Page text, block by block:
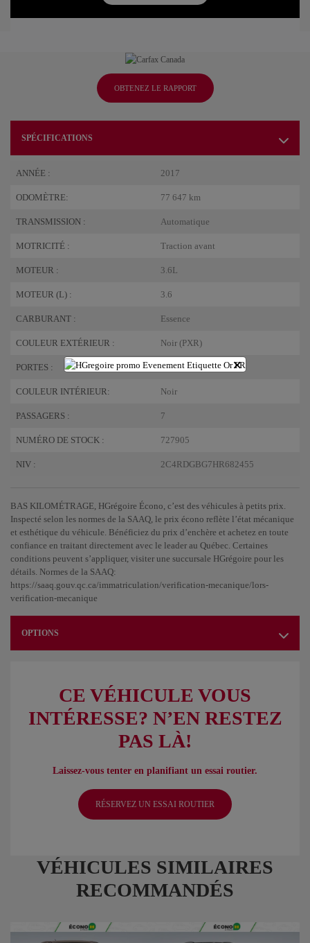
OBTENEZ LE RAPPORT
SPÉCIFICATIONS
ANNÉE : 2017
ODOMÈTRE: 77 647 km
TRANSMISSION : Automatique
MOTRICITÉ : Traction avant
MOTEUR : 3.6L
MOTEUR (L) : 3.6
CARBURANT : Essence
COULEUR EXTÉRIEUR : Noir (PXR)
PORTES : 4
COULEUR INTÉRIEUR: Noir
PASSAGERS : 7
NUMÉRO DE STOCK : 727905
NIV : 2C4RDGBG7HR682455
BAS KILOMÉTRAGE, HGrégoire Écono, c’est des véhicules à petits prix.
Inspecté selon les normes de la SAAQ, le prix écono reflète l’état mécanique
et esthétique du véhicule. Bénéficiez du prix d’enchère et achetez en toute
confiance en traitant directement avec le leader au Québec. Certaines
conditions peuvent s’appliquer, visiter une succursale HGrégoire pour les
détails. Normes de la SAAQ:
https://saaq.gouv.qc.ca/immatriculation/verification-mecanique/lors-
verification-mecanique
OPTIONS
CE VÉHICULE VOUS
INTÉRESSE? N’EN RESTEZ
PAS LÀ!
Laissez-vous tenter en planifiant un essai routier.
RÉSERVEZ UN ESSAI ROUTIER
VÉHICULES SIMILAIRES
RECOMMANDÉS
×